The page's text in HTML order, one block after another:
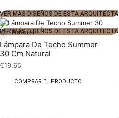
1
2
VER MÁS DISEÑOS DE ESTA ARQUITECTA
VER MÁS DISEÑOS DE ESTA ARQUITECTA
Lámpara De Techo Summer
30 Cm Natural
€19.65
COMPRAR EL PRODUCTO